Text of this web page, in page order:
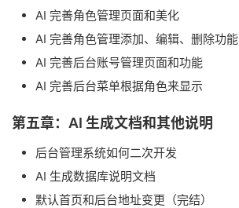
AI 完善角色管理页面和美化
AI 完善角色管理添加、编辑、删除功能
AI 完善后台账号管理页面和功能
AI 完善后台菜单根据角色来显示
第五章：AI 生成文档和其他说明
后台管理系统如何二次开发
AI 生成数据库说明文档
默认首页和后台地址变更（完结）